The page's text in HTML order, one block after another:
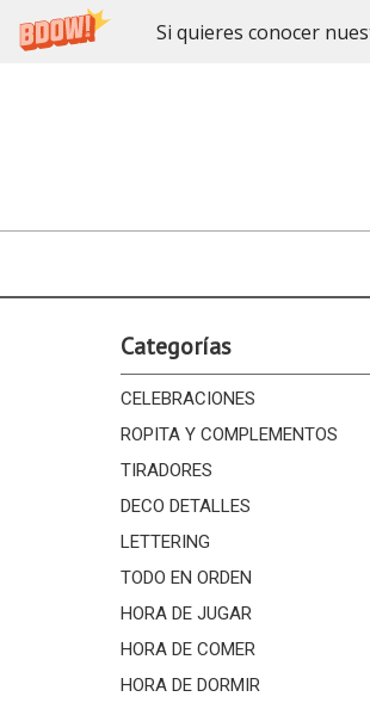
Si quieres conocer
Categorías
CELEBRACIONES
ROPITA Y COMPLEMENTOS
TIRADORES
DECO DETALLES
LETTERING
TODO EN ORDEN
HORA DE JUGAR
HORA DE COMER
HORA DE DORMIR